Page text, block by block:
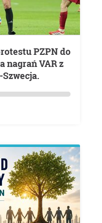
nagrań VAR z